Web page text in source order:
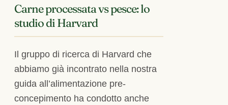
Carne processata vs pesce: lo
studio di Harvard
Il gruppo di ricerca di Harvard che
abbiamo già incontrato nella nostra
guida all’alimentazione pre-
concepimento ha condotto anche